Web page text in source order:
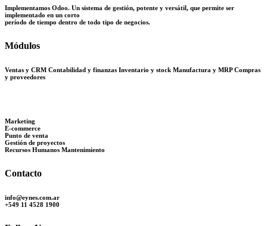
Implementamos Odoo. Un sistema de gestión, potente y versátil, que permite ser
implementado en un corto
período de tiempo dentro de todo tipo de negocios.
Módulos
Ventas y CRM Contabilidad y finanzas Inventario y stock Manufactura y MRP Compras
y proveedores
Marketing
E-commerce
Punto de venta
Gestión de proyectos
Recursos Humanos Mantenimiento
Contacto
info@eynes.com.ar
+549 11 4528 1900